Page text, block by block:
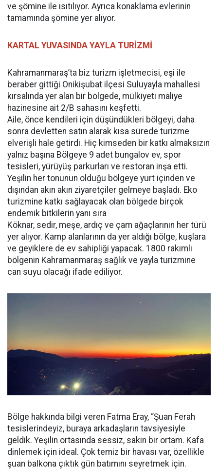
ve şömine ile ısıtılıyor. Ayrıca konaklama evlerinin
tamamında şömine yer alıyor.
KARTAL YUVASINDA YAYLA TURİZMİ
Kahramanmaraş’ta biz turizm işletmecisi, eşi ile
beraber gittiği Onikişubat ilçesi Suluyayla mahallesi
kırsalında yer alan bir bölgede, mülkiyeti maliye
hazinesine ait 2/B sahasını keşfetti.
Aile, önce kendileri için düşündükleri bölgeyi, daha
sonra devletten satın alarak kısa sürede turizme
elverişli hale getirdi. Hiç kimseden bir katkı almaksızın
yalnız başına Bölgeye 9 adet bungalov ev, spor
tesisleri, yürüyüş parkurları ve restoran inşa etti.
Yeşilin her tonunun olduğu bölgeye yurt içinden ve
dışından akın akın ziyaretçiler gelmeye başladı. Eko
turizmine katkı sağlayacak olan bölgede birçok
endemik bitkilerin yanı sıra
Köknar, sedir, meşe, ardıç ve çam ağaçlarının her türü
yer alıyor. Kamp alanlarının da yer aldığı bölge, kuşlara
ve geyiklere de ev sahipliği yapacak. 1800 rakımlı
bölgenin Kahramanmaraş sağlık ve yayla turizmine
can suyu olacağı ifade ediliyor.
Bölge hakkında bilgi veren Fatma Eray, “Şuan Ferah
tesislerindeyiz, buraya arkadaşların tavsiyesiyle
geldik. Yeşilin ortasında sessiz, sakin bir ortam. Kafa
dinlemek için ideal. Çok temiz bir havası var, özellikle
şuan balkona çıktık gün batımını seyretmek için.